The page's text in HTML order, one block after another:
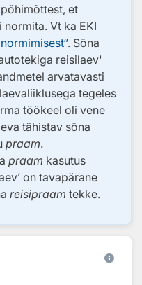
et
Vt ka EKI
. Sõna
reisilaev'
arvatavasti
tegeles
töökeel oli vene
tähistav sõna
praam.
praam kasutus
on tavapärane
reisipraam tekke.